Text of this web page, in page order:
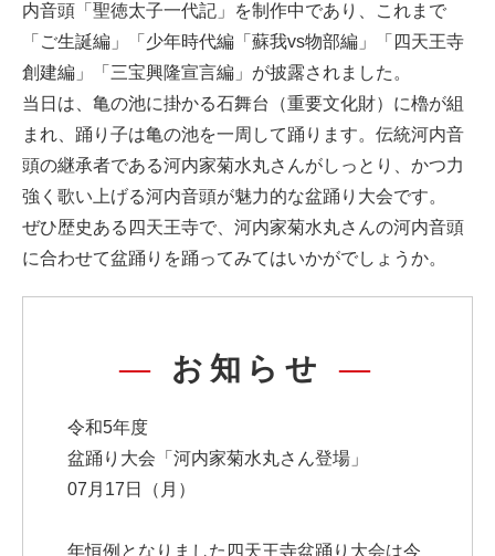
内音頭「聖徳太子一代記」を制作中であり、これまで
「ご生誕編」「少年時代編「蘇我vs物部編」「四天王寺
創建編」「三宝興隆宣言編」が披露されました。
当日は、亀の池に掛かる石舞台（重要文化財）に櫓が組
まれ、踊り子は亀の池を一周して踊ります。伝統河内音
頭の継承者である河内家菊水丸さんがしっとり、かつ力
強く歌い上げる河内音頭が魅力的な盆踊り大会です。
ぜひ歴史ある四天王寺で、河内家菊水丸さんの河内音頭
に合わせて盆踊りを踊ってみてはいかがでしょうか。
お知らせ
令和5年度
盆踊り大会「河内家菊水丸さん登場」
07月17日（月）
年恒例となりました四天王寺盆踊り大会は今